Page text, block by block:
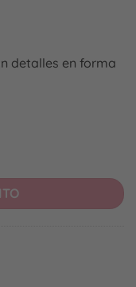
detalles en forma